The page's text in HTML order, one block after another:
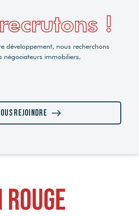
!
développement, nous recherchons
négociateurs immobiliers.
rejoindre